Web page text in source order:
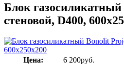
Блок
стеновой, D400,
Цена: 6 200руб.